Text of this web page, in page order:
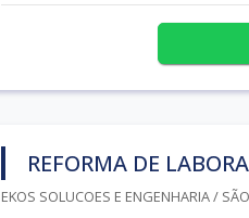
REFORMA DE
EKOS SOLUCOES E ENGENHARIA /